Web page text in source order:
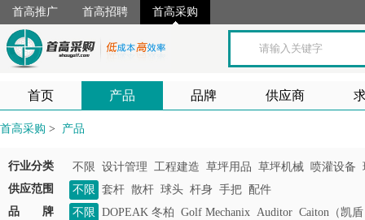
首高推广 首高招聘 首高采购
首页 产品 品牌 供应商
首高采购 > 产品
行业分类 不限 设计管理 工程建造 草坪用品 草坪机械 喷灌设备
供应范围
不限 套杆 散杆 球头 杆身 手把 配件
品 牌
不限 DOPEAK 冬柏 Golf Mechanix Auditor Caiton（凯